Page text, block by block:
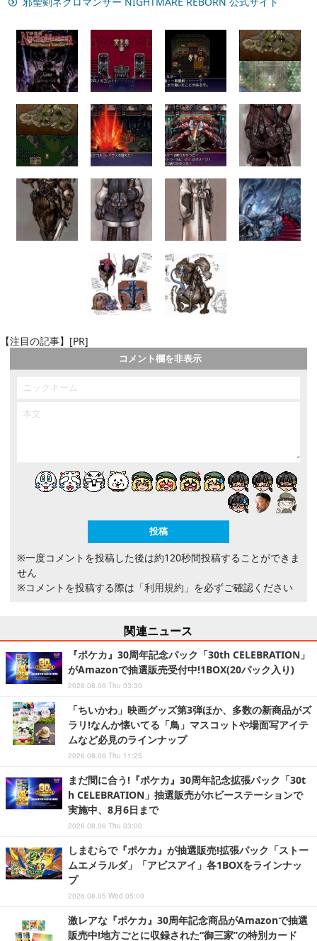
【注目の記事】[PR]
コメント欄を非表示
※一度コメントを投稿した後は約120秒間投稿することができま
せん
※コメントを投稿する際は 「利用規約」 を必ずご確認ください
関連ニュース
『ポケカ』30周年記念パック「30th CELEBRATION」
がAmazonで抽選販売受付中!1BOX(20パック入り)
2026.08.06 Thu 03:30
「ちいかわ」映画グッズ第3弾ほか、多数の新商品がズ
ラリ!なんか懐いてる「鳥」マスコットや場面写アイテ
ムなど必見のラインナップ
2026.08.06 Thu 11:25
まだ間に合う!『ポケカ』30周年記念拡張パック「30t
h CELEBRATION」抽選販売がホビーステーションで
実施中、8月6日まで
2026.08.06 Thu 03:00
しまむらで『ポケカ』が抽選販売!拡張パック「ストー
ムエメラルダ」「アビスアイ」各1BOXをラインナッ
プ
2026.08.05 Wed 05:00
激レアな『ポケカ』30周年記念商品がAmazonで抽選
販売中!地方ごとに収録された“御三家”の特別カード